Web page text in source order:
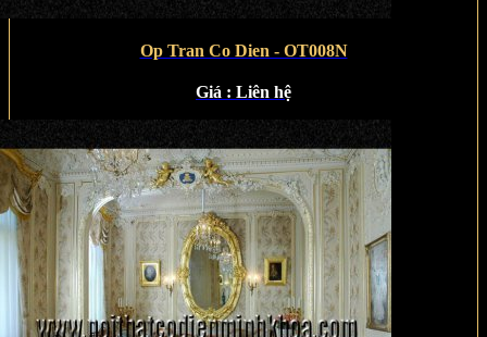
Op Tran Co Dien - OT008N
Giá : Liên hệ